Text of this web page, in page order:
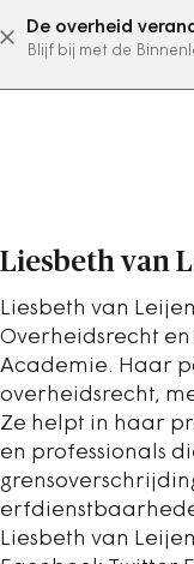
De overheid
Blijf bij met de
Liesbeth van
Liesbeth van
Overheidsrecht
Academie. Haar
overheidsrecht,
Ze helpt in haar
en professionals
Liesbeth van